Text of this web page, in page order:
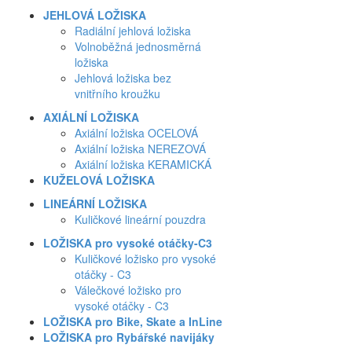
JEHLOVÁ LOŽISKA
Radiální jehlová ložiska
Volnoběžná jednosměrná
ložiska
Jehlová ložiska bez
vnitřního kroužku
AXIÁLNÍ LOŽISKA
Axiální ložiska OCELOVÁ
Axiální ložiska NEREZOVÁ
Axiální ložiska KERAMICKÁ
KUŽELOVÁ LOŽISKA
LINEÁRNÍ LOŽISKA
Kuličkové lineární pouzdra
LOŽISKA pro vysoké otáčky-C3
Kuličkové ložisko pro vysoké
otáčky - C3
Válečkové ložisko pro
vysoké otáčky - C3
LOŽISKA pro Bike, Skate a InLine
LOŽISKA pro Rybářské navijáky